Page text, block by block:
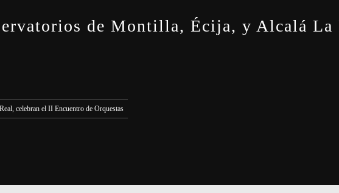
de Montilla, Écija, y Alcalá La
celebran el II Encuentro de Orquestas